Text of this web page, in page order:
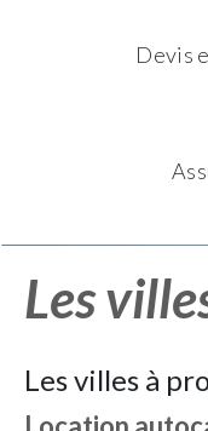
Devis
Les
Les villes à